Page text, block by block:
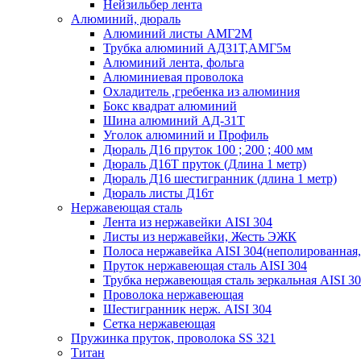
Нейзильбер лента
Алюминий, дюраль
Алюминий листы АМГ2М
Трубка алюминий АД31Т,АМГ5м
Алюминий лента, фольга
Алюминиевая проволока
Охладитель ,гребенка из алюминия
Бокс квадрат алюминий
Шина алюминий АД-31Т
Уголок алюминий и Профиль
Дюраль Д16 пруток 100 ; 200 ; 400 мм
Дюраль Д16Т пруток (Длина 1 метр)
Дюраль Д16 шестигранник (длина 1 метр)
Дюраль листы Д16т
Нержавеющая сталь
Лента из нержавейки AISI 304
Листы из нержавейки, Жесть ЭЖК
Полоса нержавейка АISI
Пруток нержавеющая сталь AISI 304
Трубка нержавеющая сталь зеркальная AISI
Проволока нержавеющая
Шестигранник нерж. AISI 304
Сетка нержавеющая
Пружинка пруток, проволока SS 321
Титан